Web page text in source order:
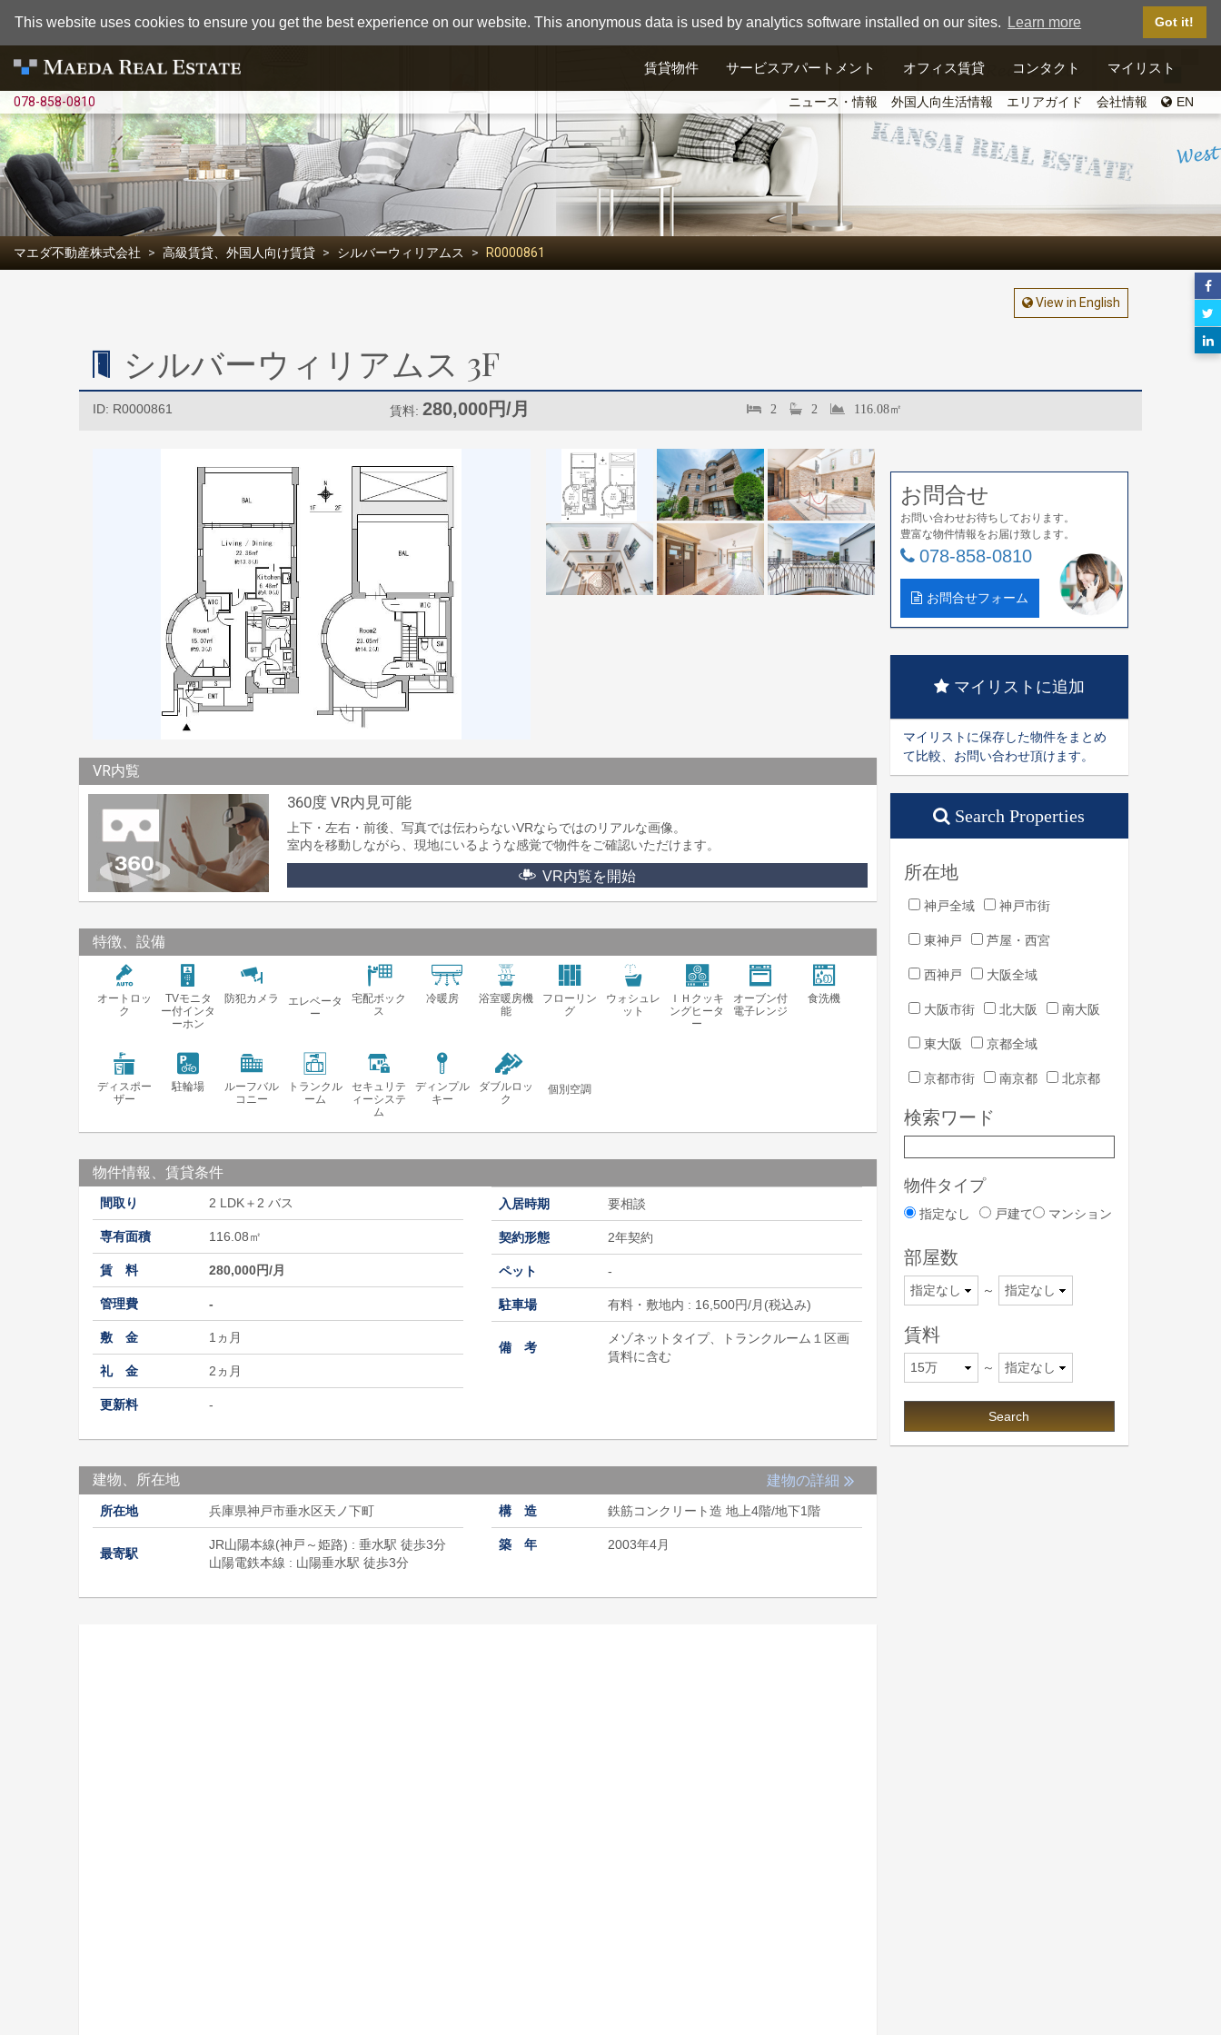
This website uses cookies to ensure you get the best experience on our website. This anonymous data is used by analytics software installed on our sites. Learn more Got it!
賃貸物件 サービスアパートメント オフィス賃貸 コンタクト マイリスト
078-858-0810 ニュース・情報 外国人向生活情報 エリアガイド 会社情報 EN
マエダ不動産株式会社 高級賃貸、外国人向け賃貸 シルバーウィリアムス R0000861
View in English
シルバーウィリアムス 3F
ID: R0000861 賃料: 280,000円/月 2 2 116.08㎡
VR内覧
360度 VR内見可能
上下・左右・前後、写真では伝わらないVRならではのリアルな画像。
室内を移動しながら、現地にいるような感覚で物件をご確認いただけます。
VR内覧を開始
特徴、設備
オートロッ
ク
TVモニタ
ー付インタ
ーホン
防犯カメラ
エレベータ
ー
宅配ボック
ス
冷暖房
浴室暖房機
能
フローリン
グ
ウォシュレ
ット
ＩＨクッキ
ングヒータ
ー
オーブン付
電子レンジ
食洗機
ディスポー
ザー
駐輪場
ルーフバル
コニー
トランクル
ーム
セキュリテ
ィーシステ
ム
ディンプル
キー
ダブルロッ
ク
個別空調
物件情報、賃貸条件
間取り 2 LDK＋2 バス
専有面積 116.08㎡
賃 料 280,000円/月
管理費 -
敷 金 1ヵ月
礼 金 2ヵ月
更新料 -
入居時期 要相談
契約形態 2年契約
ペット -
駐車場 有料・敷地内 : 16,500円/月(税込み)
備 考
メゾネットタイプ、トランクルーム１区画
賃料に含む
建物、所在地 建物の詳細
所在地 兵庫県神戸市垂水区天ノ下町
最寄駅
JR山陽本線(神戸～姫路) : 垂水駅 徒歩3分
山陽電鉄本線 : 山陽垂水駅 徒歩3分
構 造 鉄筋コンクリート造 地上4階/地下1階
築 年 2003年4月
お問合せ
お問い合わせお待ちしております。
豊富な物件情報をお届け致します。
078-858-0810
お問合せフォーム
マイリストに追加
マイリストに保存した物件をまとめ
て比較、お問い合わせ頂けます。
Search Properties
所在地
神戸全域 神戸市街
東神戸 芦屋・西宮
西神戸 大阪全域
大阪市街 北大阪 南大阪
東大阪 京都全域
京都市街 南京都 北京都
検索ワード
物件タイプ
指定なし 戸建て マンション
部屋数
～
賃料
～